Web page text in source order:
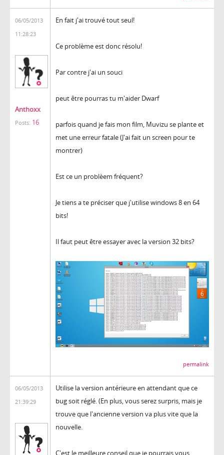
06/05/2013
11:28:23
Anthoxx
Posts: 16
En fait j'ai trouvé tout seul!
Ce problème est donc résolu!
Par contre j'ai un souci
peut être pourras tu m'aider Dwarf
parfois quand je fais mon film, Muvizu se plante et
met une erreur fatale (J'ai fait un screen pour te
montrer)
Est ce un problèem fréquent?
Je tiens a te préciser que j'utilise windows 8 en 64
bits!
Il faut peut être essayer avec la version 32 bits?
permalink
06/05/2013
21:39:29
Utilise la version antérieure en attendant que ce
bug soit réglé. (En plus, vous serez surpris, mais je
trouve que l'ancienne version va plus vite que la
nouvelle.
C'est le meilleure conseil que je pourrais vous